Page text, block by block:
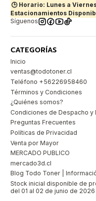
🕒 Horario: Lunes a
Estacionamientos
Síguenos
CATEGORÍAS
Inicio
ventas@todotoner.cl
Teléfono +56226958460
Términos y Condiciones
¿Quiénes somos?
Condiciones de Despacho y
Preguntas Frecuentes
Políticas de Privacidad
Venta por Mayor
MERCADO PUBLICO
mercado3d.cl
Blog Todo Toner |
Stock inicial disponible de
del 01 al 02 de junio de 2026